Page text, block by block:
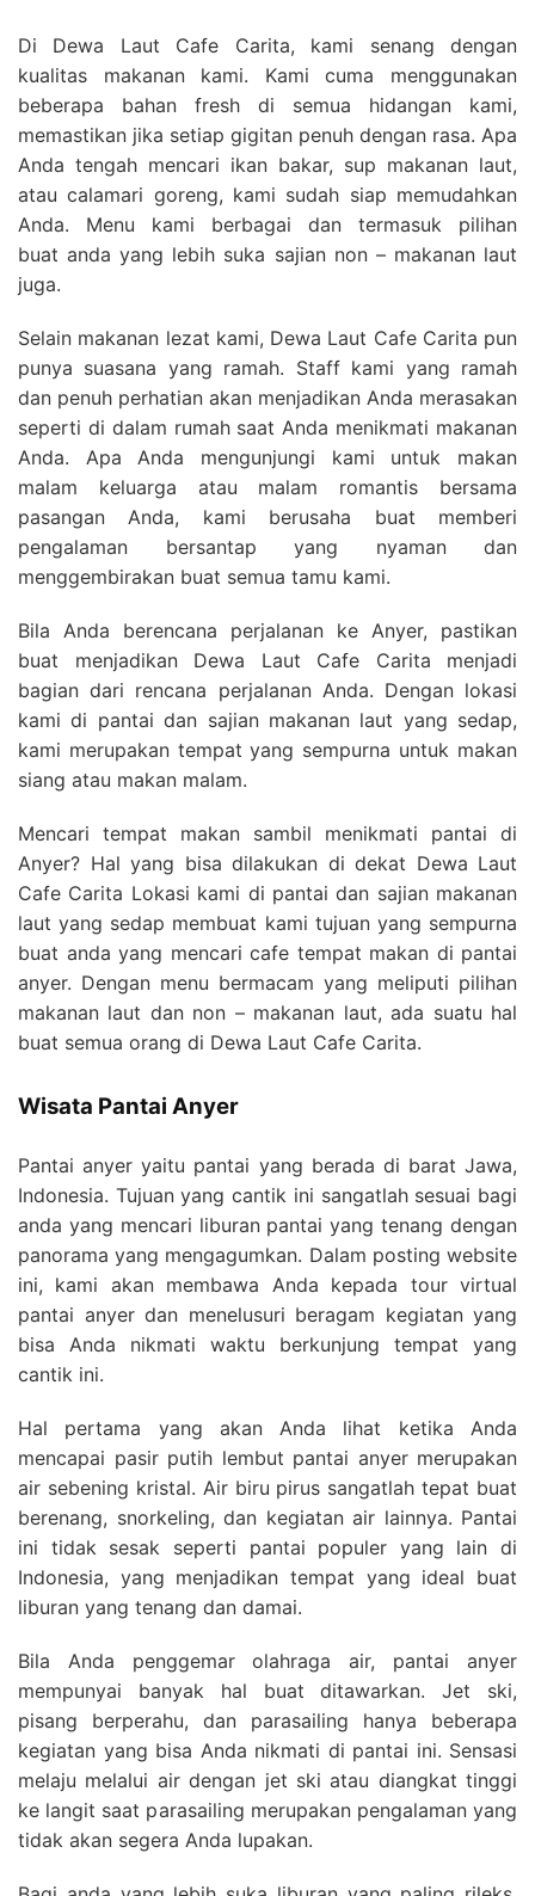
Di Dewa Laut Cafe Carita, kami senang dengan
kualitas makanan kami. Kami cuma menggunakan
beberapa bahan fresh di semua hidangan kami,
memastikan jika setiap gigitan penuh dengan rasa. Apa
Anda tengah mencari ikan bakar, sup makanan laut,
atau calamari goreng, kami sudah siap memudahkan
Anda. Menu kami berbagai dan termasuk pilihan
buat anda yang lebih suka sajian non – makanan laut
juga.
Selain makanan lezat kami, Dewa Laut Cafe Carita pun
punya suasana yang ramah. Staff kami yang ramah
dan penuh perhatian akan menjadikan Anda merasakan
seperti di dalam rumah saat Anda menikmati makanan
Anda. Apa Anda mengunjungi kami untuk makan
malam keluarga atau malam romantis bersama
pasangan Anda, kami berusaha buat memberi
pengalaman bersantap yang nyaman dan
menggembirakan buat semua tamu kami.
Bila Anda berencana perjalanan ke Anyer, pastikan
buat menjadikan Dewa Laut Cafe Carita menjadi
bagian dari rencana perjalanan Anda. Dengan lokasi
kami di pantai dan sajian makanan laut yang sedap,
kami merupakan tempat yang sempurna untuk makan
siang atau makan malam.
Mencari tempat makan sambil menikmati pantai di
Anyer? Hal yang bisa dilakukan di dekat Dewa Laut
Cafe Carita Lokasi kami di pantai dan sajian makanan
laut yang sedap membuat kami tujuan yang sempurna
buat anda yang mencari cafe tempat makan di pantai
anyer. Dengan menu bermacam yang meliputi pilihan
makanan laut dan non – makanan laut, ada suatu hal
buat semua orang di Dewa Laut Cafe Carita.
Wisata Pantai Anyer
Pantai anyer yaitu pantai yang berada di barat Jawa,
Indonesia. Tujuan yang cantik ini sangatlah sesuai bagi
anda yang mencari liburan pantai yang tenang dengan
panorama yang mengagumkan. Dalam posting website
ini, kami akan membawa Anda kepada tour virtual
pantai anyer dan menelusuri beragam kegiatan yang
bisa Anda nikmati waktu berkunjung tempat yang
cantik ini.
Hal pertama yang akan Anda lihat ketika Anda
mencapai pasir putih lembut pantai anyer merupakan
air sebening kristal. Air biru pirus sangatlah tepat buat
berenang, snorkeling, dan kegiatan air lainnya. Pantai
ini tidak sesak seperti pantai populer yang lain di
Indonesia, yang menjadikan tempat yang ideal buat
liburan yang tenang dan damai.
Bila Anda penggemar olahraga air, pantai anyer
mempunyai banyak hal buat ditawarkan. Jet ski,
pisang berperahu, dan parasailing hanya beberapa
kegiatan yang bisa Anda nikmati di pantai ini. Sensasi
melaju melalui air dengan jet ski atau diangkat tinggi
ke langit saat parasailing merupakan pengalaman yang
tidak akan segera Anda lupakan.